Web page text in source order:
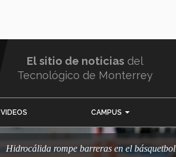
El sitio de noticias del
Tecnológico de Monterrey
VIDEOS CAMPUS
Hidrocálida rompe barreras en el básquetbol